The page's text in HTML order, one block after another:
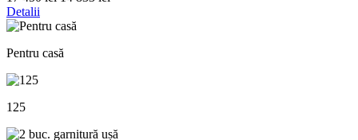
Detalii
Pentru casă
125